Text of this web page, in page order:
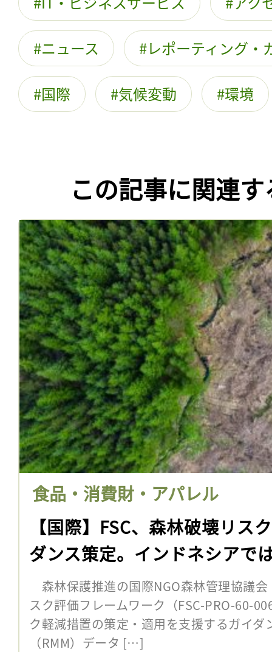
ニュース レポーティング・
国際 気候変動 環境
この記事に関連
食品・消費財・アパレル
【国際】FSC、森林破壊リス
ダンス策定。インドネシアで
森林保護推進の国際NGO森林管理協議会
スク評価フレームワーク（FSC-PRO-60-
ク軽減措置の策定・適用を支援するガイダ
（RMM）データ […]